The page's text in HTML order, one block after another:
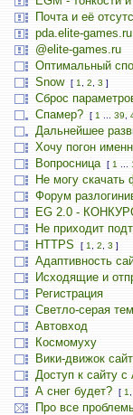
Почта и её
pda.elite-games.ru
@elite-games.ru
Оптимальный
Snow [ 1 2 3 ]
Сброс
Спамер? [ 1 39
Дальнейшее
Хочу погон
Вопросница [ 1
Не могу скачать
Форум
EG 2.0 -
Не приходит
HTTPS [ 1 2 3 ]
Адаптивность
Исходящие и
Регистрация
Светло-серая
Автовход
Космомуху
Вики-движок
Доступ к сайту с
А снег будет? [ 1
Про все